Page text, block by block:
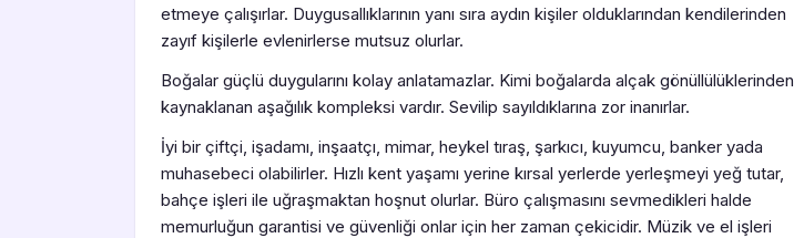
etmeye çalışırlar. Duygusallıklarının yanı sıra aydın kişiler olduklarından kendilerinden
zayıf kişilerle evlenirlerse mutsuz olurlar.
Boğalar güçlü duygularını kolay anlatamazlar. Kimi boğalarda alçak gönüllülüklerinden
kaynaklanan aşağılık kompleksi vardır. Sevilip sayıldıklarına zor inanırlar.
İyi bir çiftçi, işadamı, inşaatçı, mimar, heykel tıraş, şarkıcı, kuyumcu, banker yada
muhasebeci olabilirler. Hızlı kent yaşamı yerine kırsal yerlerde yerleşmeyi yeğ tutar,
bahçe işleri ile uğraşmaktan hoşnut olurlar. Büro çalışmasını sevmedikleri halde
memurluğun garantisi ve güvenliği onlar için her zaman çekicidir. Müzik ve el işleri